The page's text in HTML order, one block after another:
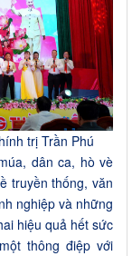
trị Trần Phú
dân ca, hò vè
truyền thống, văn
nghiệp và những
hiệu quả hết sức
thông điệp với